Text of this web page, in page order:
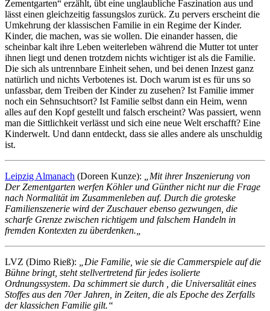
Zementgarten“ erzählt, übt eine unglaubliche Faszination aus und
lässt einen gleichzeitig fassungslos zurück. Zu pervers erscheint die
Umkehrung der klassischen Familie in ein Regime der Kinder.
Kinder, die machen, was sie wollen. Die einander hassen, die
scheinbar kalt ihre Leben weiterleben während die Mutter tot unter
ihnen liegt und denen trotzdem nichts wichtiger ist als die Familie.
Die sich als untrennbare Einheit sehen, und bei denen Inzest ganz
natürlich und nichts Verbotenes ist. Doch warum ist es für uns so
unfassbar, dem Treiben der Kinder zu zusehen? Ist Familie immer
noch ein Sehnsuchtsort? Ist Familie selbst dann ein Heim, wenn
alles auf den Kopf gestellt und falsch erscheint? Was passiert, wenn
man die Sittlichkeit verlässt und sich eine neue Welt erschafft? Eine
Kinderwelt. Und dann entdeckt, dass sie alles andere als unschuldig
ist.
Leipzig Almanach (Doreen Kunze):
„Mit ihrer Inszenierung von
Der Zementgarten werfen Köhler und Günther nicht nur die Frage
nach Normalität im Zusammenleben auf. Durch die groteske
Familienszenerie wird der Zuschauer ebenso gezwungen, die
scharfe Grenze zwischen richtigem und falschem Handeln in
fremden Kontexten zu überdenken.
LVZ (Dimo Rieß):
„Die Familie, wie sie die Cammerspiele auf die
Bühne bringt, steht stellvertretend für jedes isolierte
Ordnungssystem. Da schimmert sie durch , die Universalität eines
Stoffes aus den 70er Jahren, in Zeiten, die als Epoche des Zerfalls
der klassichen Familie gilt.“